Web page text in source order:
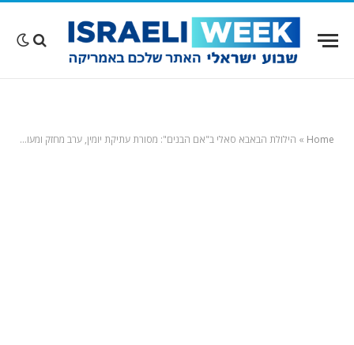
Home
» הילולת הבאבא סאלי ב"אם הבנים": מסורת עתיקת יומין, ערב מחזק ומעורר השראה